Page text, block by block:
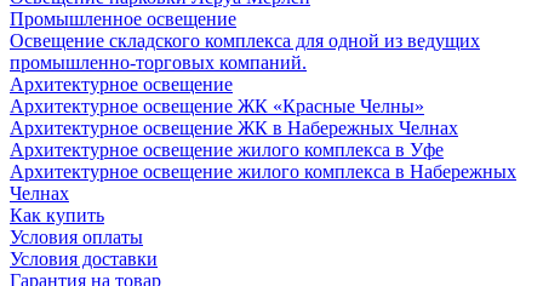
Промышленное освещение
Освещение складского комплекса для одной из ведущих
промышленно-торговых компаний.
Архитектурное освещение
Архитектурное освещение ЖК «Красные Челны»
Архитектурное освещение ЖК в Набережных Челнах
Архитектурное освещение жилого комплекса в Уфе
Архитектурное освещение жилого комплекса в Набережных
Челнах
Как купить
Условия оплаты
Условия доставки
Гарантия на товар